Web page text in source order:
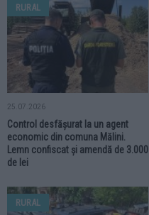
RURAL
25.07.2026
Control desfășurat la un agent
economic din comuna Mălini.
Lemn confiscat și amendă de 3.000
de lei
RURAL